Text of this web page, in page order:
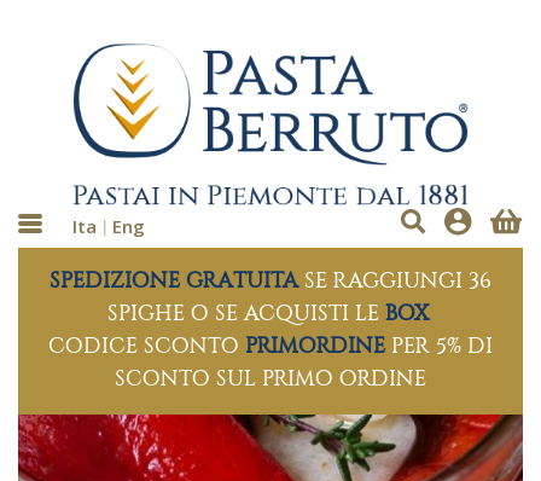
Ita Eng
SPEDIZIONE GRATUITA SE RAGGIUNGI 36
SPIGHE O SE ACQUISTI LE BOX
CODICE SCONTO PRIMORDINE PER 5% DI
SCONTO SUL PRIMO ORDINE